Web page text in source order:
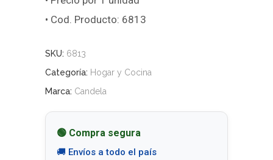
• Cod. Producto: 6813
SKU: 6813
Categoría: Hogar y Cocina
Marca: Candela
🟢 Compra segura
🚚 Envíos a todo el país